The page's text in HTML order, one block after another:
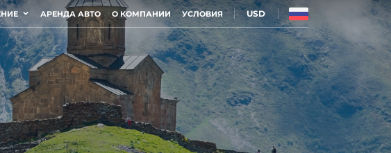
АРЕНДА АВТО О КОМПАНИИ УСЛОВИЯ USD